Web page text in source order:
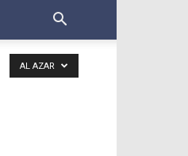
AL AZAR